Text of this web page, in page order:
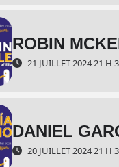
ROBIN
21 JUILLET 2024 21 H
DANIEL
20 JUILLET 2024 21 H